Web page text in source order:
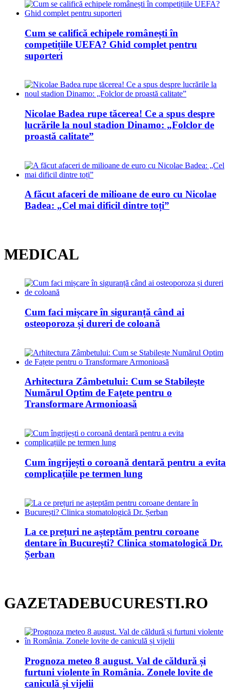
Cum se califică echipele românești în
competițiile UEFA? Ghid complet pentru
suporteri
Nicolae Badea rupe tăcerea! Ce a spus despre
lucrările la noul stadion Dinamo: „Folclor de
proastă calitate”
A făcut afaceri de milioane de euro cu Nicolae
Badea: „Cel mai dificil dintre toți”
MEDICAL
Cum faci mișcare în siguranță când ai
osteoporoza și dureri de coloană
Arhitectura Zâmbetului: Cum se Stabilește
Numărul Optim de Fațete pentru o
Transformare Armonioasă
Cum îngrijești o coroană dentară pentru a evita
complicațiile pe termen lung
La ce prețuri ne așteptăm pentru coroane
dentare în București? Clinica stomatologică Dr.
Șerban
GAZETADEBUCURESTI.RO
Prognoza meteo 8 august. Val de căldură și
furtuni violente în România. Zonele lovite de
caniculă și vijelii